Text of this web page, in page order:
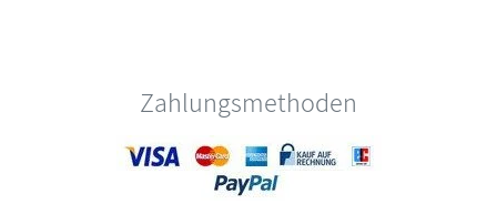
Zahlungsmethoden